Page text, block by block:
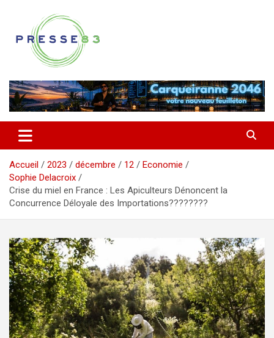
contenu
Presse 83
Accueil 2023 décembre 12
Economie
Sophie Delacroix
Crise du miel en France : Les Apiculteurs Dénoncent la
Concurrence Déloyale des Importations????????